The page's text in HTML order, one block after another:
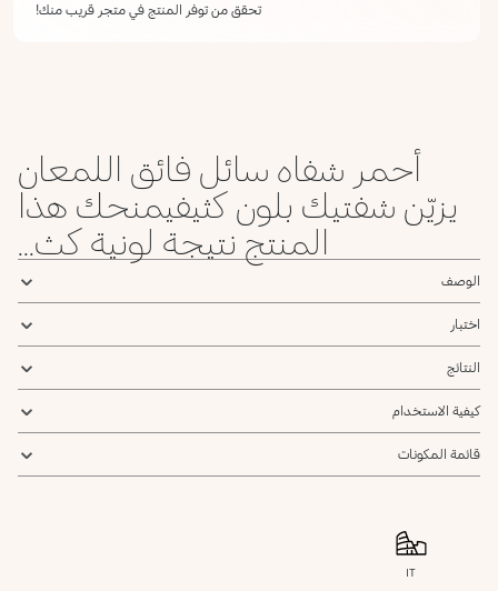
تحقق من توفر المنتج في متجر قريب منك!
أؤكد أنني قرأت سياسة الخصوصية وأوافق على إرسال بياناتي لتلقي الرسائل
الإعلانية.
سياسة الخصوصية
يرجى إشعاري
أحمر شفاه سائل فائق اللمعان
يزيّن شفتيك بلون كثيفيمنحك هذا
المنتج نتيجة لونية كث...
الوصف
اختبار
النتائج
كيفية الاستخدام
قائمة المكونات
IT